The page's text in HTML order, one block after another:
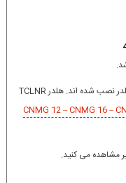
هلدر به همراه آچار و تمامی لوازم یدکی آن نیز روی هلدر نصب شده اند. هلدر TCLNR
CNMG 12 – CNMG 16 –
مشاهده می کنید.